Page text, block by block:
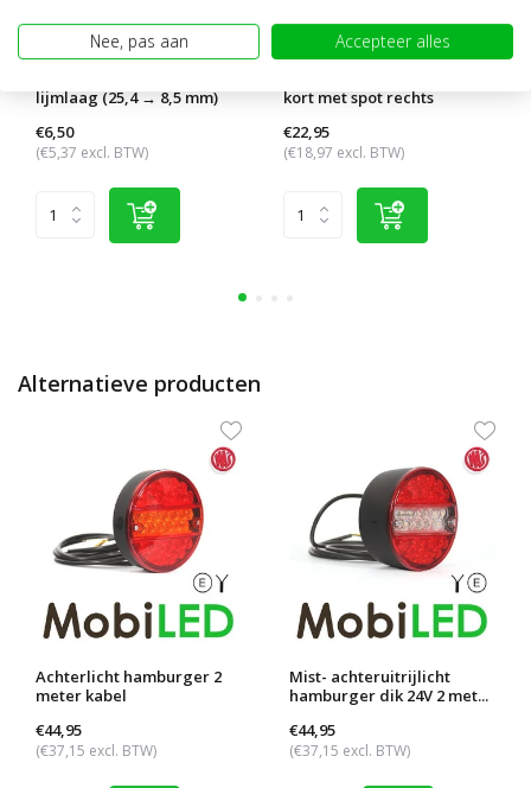
lijmlaag (25,4 → 8,5 mm)
€6,50
(€5,37 excl. BTW)
kort met spot rechts
€22,95
(€18,97 excl. BTW)
Alternatieve producten
Achterlicht hamburger 2
meter kabel
€44,95
(€37,15 excl. BTW)
Mist- achteruitrijlicht
hamburger dik 24V 2 met...
€44,95
(€37,15 excl. BTW)
Nee, pas aan Accepteer alles